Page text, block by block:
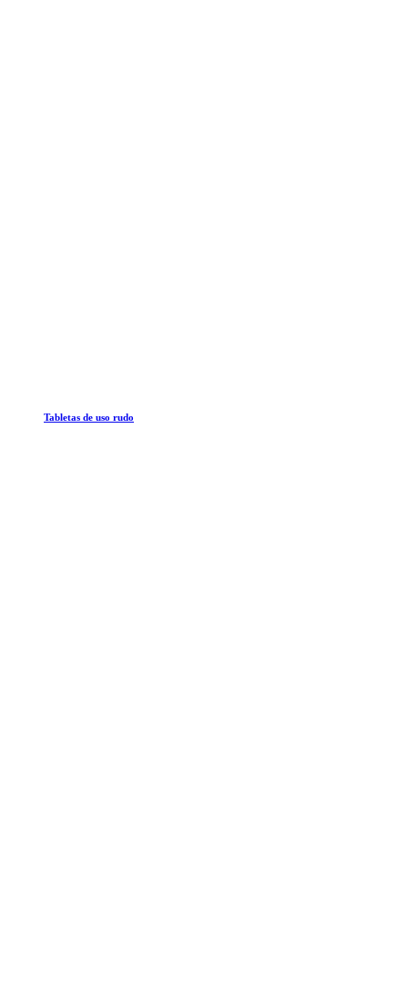
Tabletas de uso rudo